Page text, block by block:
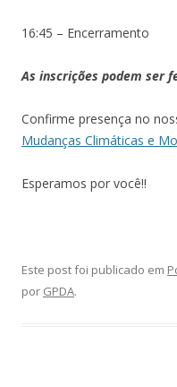
16:45 – Encerramento
As inscrições podem ser
Confirme presença no
Mudanças Climáticas e
Esperamos por você!!
Este post foi publicado em
por GPDA.